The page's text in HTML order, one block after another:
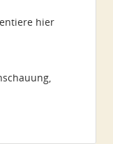
hier